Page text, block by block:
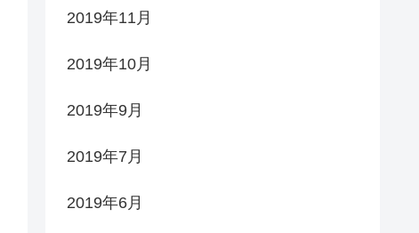
2019年11月
2019年10月
2019年9月
2019年7月
2019年6月